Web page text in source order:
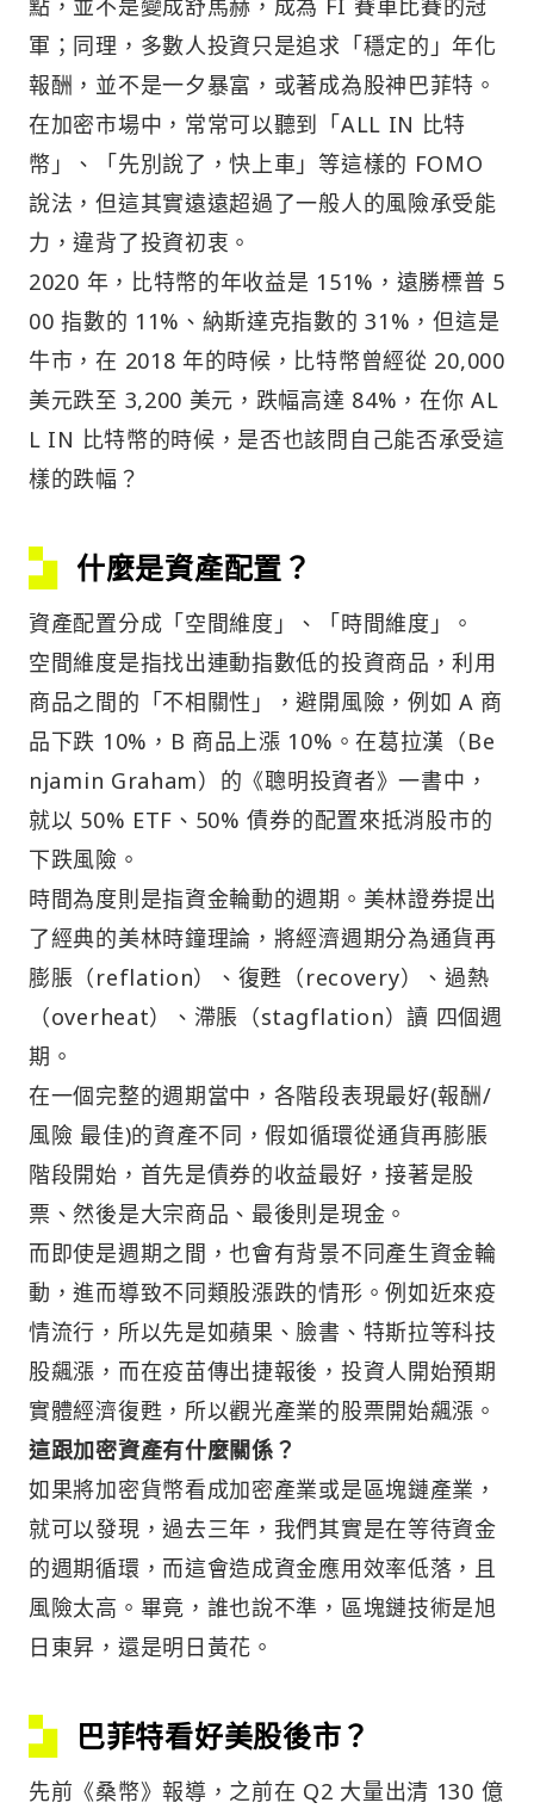
軍；同理，多數人投資只是追求「穩定的」年化
報酬，並不是一夕暴富，或著成為股神巴菲特。
在加密市場中，常常可以聽到「ALL IN 比特
幣」、「先別說了，快上車」等這樣的 FOMO
說法，但這其實遠遠超過了一般人的風險承受能
力，違背了投資初衷。
2020 年，比特幣的年收益是 151%，遠勝標普 5
00 指數的 11%、納斯達克指數的 31%，但這是
牛市，在 2018 年的時候，比特幣曾經從 20,000
美元跌至 3,200 美元，跌幅高達 84%，在你 AL
L IN 比特幣的時候，是否也該問自己能否承受這
樣的跌幅？
什麼是資產配置？
資產配置分成「空間維度」、「時間維度」。
空間維度是指找出連動指數低的投資商品，利用
商品之間的「不相關性」，避開風險，例如 A 商
品下跌 10%，B 商品上漲 10%。在葛拉漢（Be
njamin Graham）的《聰明投資者》一書中，
就以 50% ETF、50% 債券的配置來抵消股市的
下跌風險。
時間為度則是指資金輪動的週期。美林證券提出
了經典的美林時鐘理論，將經濟週期分為通貨再
膨脹（reflation）、復甦（recovery）、過熱
（overheat）、滯脹（stagflation）讀 四個週
期。
在一個完整的週期當中，各階段表現最好(報酬/
風險 最佳)的資產不同，假如循環從通貨再膨脹
階段開始，首先是債券的收益最好，接著是股
票、然後是大宗商品、最後則是現金。
而即使是週期之間，也會有背景不同產生資金輪
動，進而導致不同類股漲跌的情形。例如近來疫
情流行，所以先是如蘋果、臉書、特斯拉等科技
股飆漲，而在疫苗傳出捷報後，投資人開始預期
實體經濟復甦，所以觀光產業的股票開始飆漲。
這跟加密資產有什麼關係？
如果將加密貨幣看成加密產業或是區塊鏈產業，
就可以發現，過去三年，我們其實是在等待資金
的週期循環，而這會造成資金應用效率低落，且
風險太高。畢竟，誰也說不準，區塊鏈技術是旭
日東昇，還是明日黃花。
巴菲特看好美股後市？
先前《桑幣》報導，之前在 Q2 大量出清 130 億